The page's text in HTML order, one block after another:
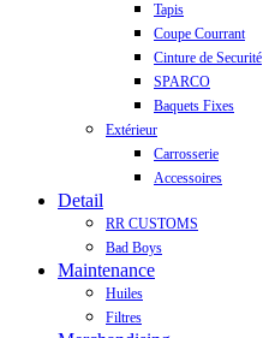
Tapis
Coupe Courrant
Cinture de Securité
SPARCO
Baquets Fixes
Extérieur
Carrosserie
Accessoires
Detail
RR CUSTOMS
Bad Boys
Maintenance
Huiles
Filtres